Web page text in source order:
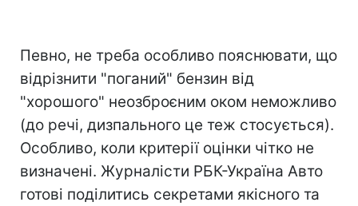
Певно, не треба особливо пояснювати, що
відрізнити "поганий" бензин від
"хорошого" неозброєним оком неможливо
(до речі, дизпального це теж стосується).
Особливо, коли критерії оцінки чітко не
визначені. Журналісти РБК-Україна Авто
готові поділитись секретами якісного та